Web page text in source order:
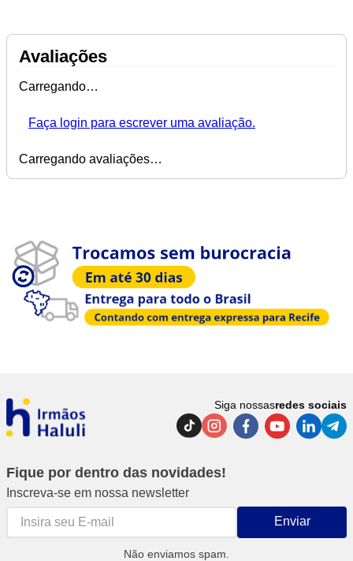
Avaliações
Carregando…
Faça login para escrever uma avaliação.
Carregando avaliações…
Siga nossasredes sociais
Fique por dentro das novidades!
Inscreva-se em nossa newsletter
Enviar
Não enviamos spam.